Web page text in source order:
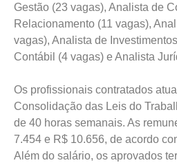
Gestão (23 vagas), Analista de
Relacionamento (11 vagas),
vagas), Analista de
Contábil (4 vagas) e Analista
Os profissionais contratados
Consolidação das Leis do
de 40 horas semanais. As
7.454 e R$ 10.656, de acordo
Além do salário, os aprovados